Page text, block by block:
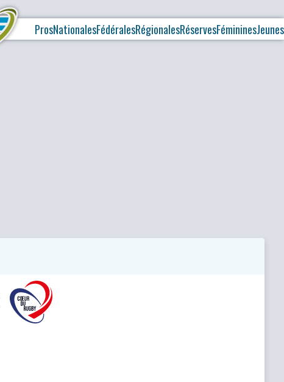
ProsNationalesFédéralesRégionalesRéservesFémininesJeunes